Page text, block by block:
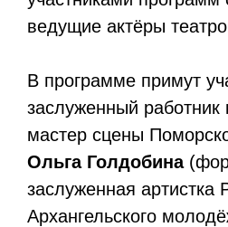
ведущие актёры
В программе примут
заслуженный работник
мастер сцены
Ольга Голдобина
заслуженная артистка
Архангельского